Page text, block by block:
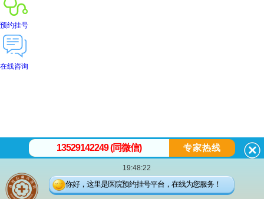
预约挂号
在线咨询
明白癜风医院
13529142249 (同微信) 专家热线
19:48:22
你好，这里是医院预约挂号平台，在线为您服务！